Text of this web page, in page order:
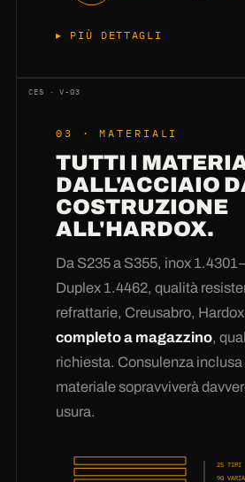
PIÙ DETTAGLI
cilindriche, coniche interne ed
nastro, segmenti a paletta e
speciali dentate e forate
gomito. In piùrinforzi
forature e smussi— bordi
per cordoni a V puliti (smussi
esplicitamente). Tramite
produciamo anche segmenti
spire complete. E se il vostro
una geometria mai esistita
questo abbiamo lo sviluppo in
calcoliamo, campioniamo e
CES · V-03
03 · MATERIALI
TUTTI I
DALL'ACCIAIO
COSTRUZIONE
ALL'HARDOX.
Da S235 a S355, inox
Duplex 1.4462, qualità
refrattarie, Creusabro,
completo a magazzino,
richiesta. Consulenza inclusa
materiale sopravviverà
usura.
25 TIPI
90